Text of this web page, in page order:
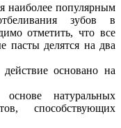
наиболее популярным
зубов в
отметить, что все
пасты делятся на два
основано на
натуральных
способствующих